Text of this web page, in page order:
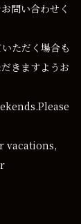
問い合わせく
ただく場合も
きますようお
vacations,